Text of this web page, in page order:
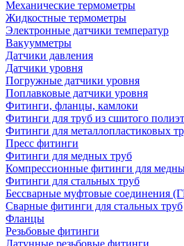
Механические термометры
Жидкостные термометры
Электронные датчики температур
Вакуумметры
Датчики давления
Датчики уровня
Погружные датчики уровня
Поплавковые датчики уровня
Фитинги, фланцы, камлоки
Фитинги для труб из сшитого
Фитинги для металлопластиковых
Пресс фитинги
Фитинги для медных труб
Компрессионные фитинги для
Фитинги для стальных труб
Бессварные муфтовые соединения
Сварные фитинги для стальных труб
Фланцы
Резьбовые фитинги
Латунные резьбовые фитинги